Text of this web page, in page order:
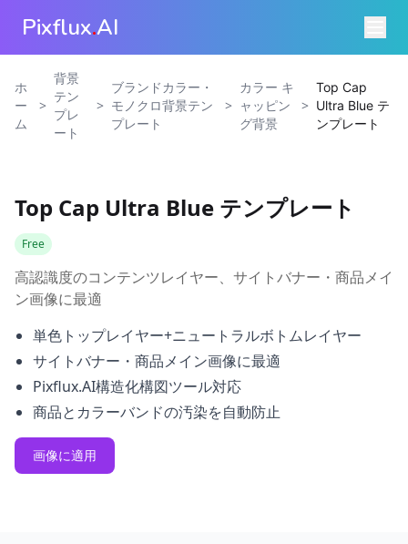
Pixflux.AI
ホ
ー
ム
>
背景
テン
プレ
ート
>
ブランドカラー・
モノクロ背景テン
プレート
>
カラー キ
ャッピン
グ背景
>
Top Cap
Ultra Blue テ
ンプレート
Top Cap Ultra Blue テンプレート
Free
高認識度のコンテンツレイヤー、サイトバナー・商品メイ
ン画像に最適
単色トップレイヤー+ニュートラルボトムレイヤー
サイトバナー・商品メイン画像に最適
Pixflux.AI構造化構図ツール対応
商品とカラーバンドの汚染を自動防止
画像に適用